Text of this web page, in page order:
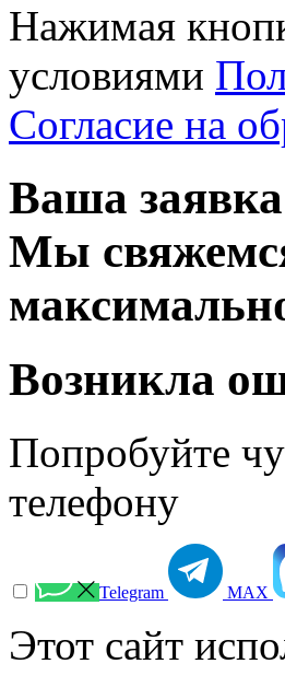
Нажимая
условиями
Согласие на
Ваша
Мы
Возникла
Попробуйте
телефону
Telegram МАХ
Этот сайт